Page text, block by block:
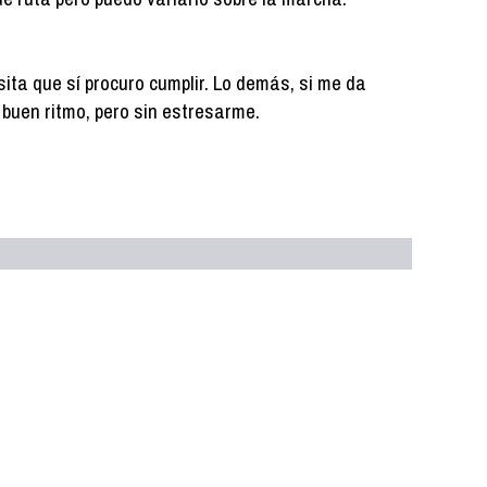
que sí procuro cumplir. Lo demás, si me da
ritmo, pero sin estresarme.